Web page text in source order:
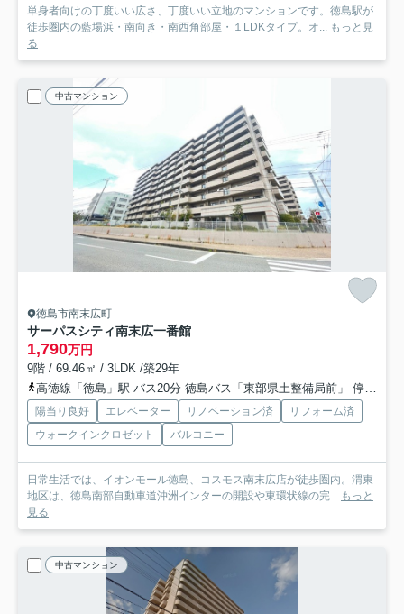
単身者向けの丁度いい広さ、丁度いい立地のマンションです。徳島駅が
徒歩圏内の藍場浜・南向き・南西角部屋・１LDKタイプ。オ... もっと見
る
中古マンション
徳島市南末広町
サーパスシティ南末広一番館
1,790万円
9階 / 69.46㎡ / 3LDK /築29年
高徳線「徳島」駅 バス20分 徳島バス「東部県土整備局前」 停歩2分
陽当り良好 エレベーター リノベーション済
リフォーム済
ウォークインクロゼット
バルコニー
日常生活では、イオンモール徳島、コスモス南末広店が徒歩圏内。渭東
地区は、徳島南部自動車道沖洲インターの開設や東環状線の完... もっと
見る
中古マンション